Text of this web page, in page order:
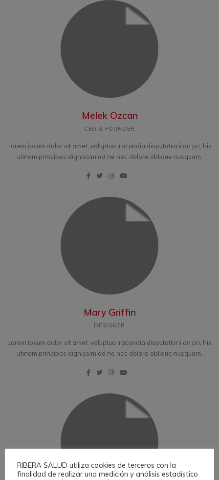
Melek Ozcan
CEO & FOUNDER
Lorem ipsum dolor sit amet, voluptua iracundia disputationi an pri, his
utinam principes dignissim ad ne nec dolore oblique nusquam.
Mary Griffin
DESIGNER
Lorem ipsum dolor sit amet, voluptua iracundia disputationi an pri, his
utinam principes dignissim ad ne nec dolore oblique nusquam.
RIBERA SALUD utiliza cookies de terceros con la
finalidad de realizar una medición y análisis estadístico